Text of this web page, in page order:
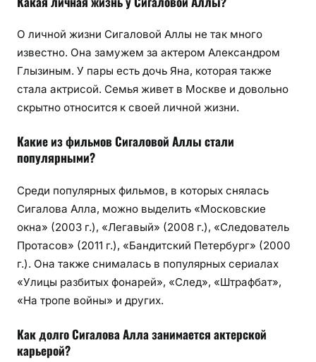
О личной жизни Сигаловой Аллы не так много
известно. Она замужем за актером Александром
Глызиным. У пары есть дочь Яна, которая также
стала актрисой. Семья живет в Москве и довольно
скрытно относится к своей личной жизни.
Какие из фильмов Сигаловой Аллы стали
популярными?
Среди популярных фильмов, в которых снялась
Сигалова Алла, можно выделить «Московские
окна» (2003 г.), «Легавый» (2008 г.), «Следователь
Протасов» (2011 г.), «Бандитский Петербург» (2000
г.). Она также снималась в популярных сериалах
«Улицы разбитых фонарей», «След», «Штрафбат»,
«На тропе войны» и других.
Как долго Сигалова Алла занимается актерской
карьерой?